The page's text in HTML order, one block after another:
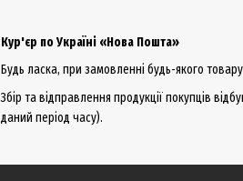
Кур'єр по Україні «Нова Пошта»
Будь ласка, при замовленні будь-якого
Збір та відправлення продукції покупців
даний період часу).